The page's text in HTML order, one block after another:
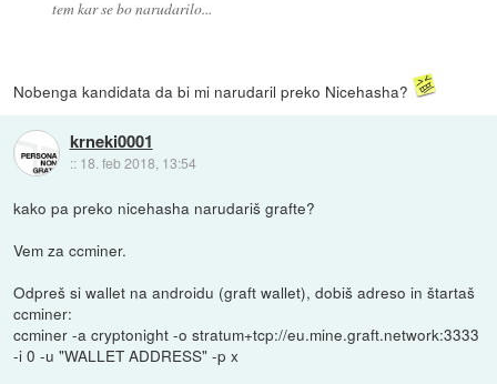
tem kar se bo narudarilo...
Nobenga kandidata da bi mi narudaril preko Nicehasha?
krneki0001
:: 18. feb 2018, 13:54
kako pa preko nicehasha narudariš grafte?
Vem za ccminer.
Odpreš si wallet na androidu (graft wallet), dobiš adreso in štartaš
ccminer:
ccminer -a cryptonight -o stratum+tcp://eu.mine.graft.network:3333
-i 0 -u "WALLET ADDRESS" -p x